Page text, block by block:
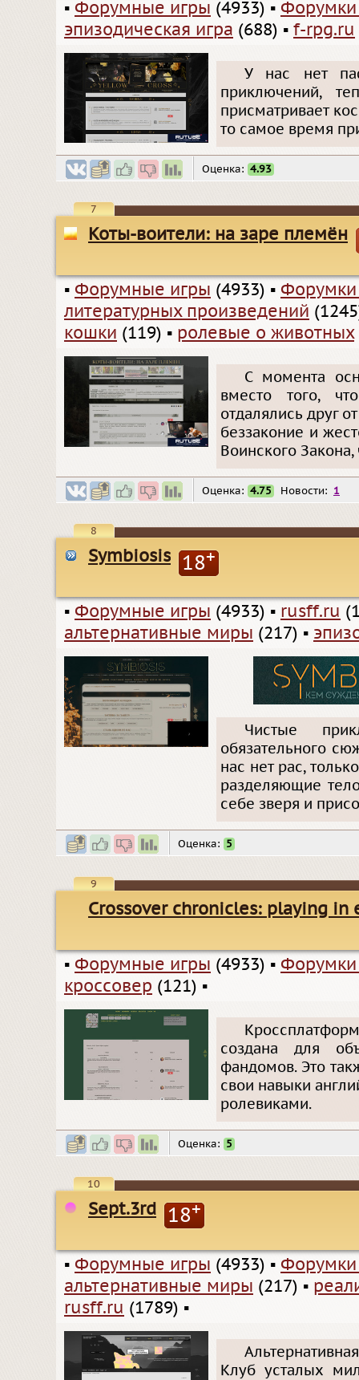
▪ Форумные игры (4933) ▪
эпизодическая игра (688) ▪ f-rpg.ru
У нас нет
приключений,
присматривает
то самое время
Оценка: 4.93
7
Коты-воители: на заре племён
▪ Форумные игры (4933) ▪
литературных произведений
кошки (119) ▪ ролевые о животных
С момента
вместо того,
отдалялись друг
беззаконие и
Воинского
Оценка: 4.75 Новости: 1
8
Symbiosis 18+
▪ Форумные игры (4933) ▪ rusff.ru
альтернативные миры (217) ▪
Чистые
обязательного
нас нет рас,
разделяющие
себе зверя и
Оценка: 5
9
Crossover chronicles: playing in
▪ Форумные игры (4933) ▪
кроссовер (121) ▪
создана для
фандомов. Это
свои навыки
ролевиками.
Оценка: 5
10
Sept.3rd 18+
▪ Форумные игры (4933) ▪
альтернативные миры (217) ▪
rusff.ru (1789) ▪
Клуб усталых